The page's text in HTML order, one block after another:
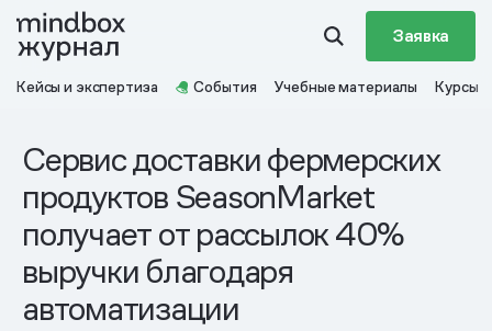
Заявка
Кейсы и экспертиза События Учебные материалы Курсы
Сервис доставки фермерских
продуктов SeasonMarket
получает от рассылок 40%
выручки благодаря
автоматизации